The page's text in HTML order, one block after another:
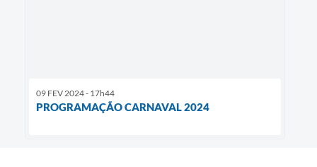
09 FEV 2024 - 17h44
PROGRAMAÇÃO CARNAVAL 2024